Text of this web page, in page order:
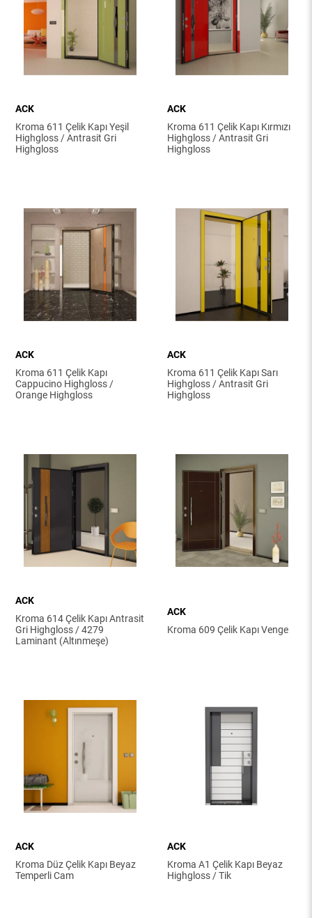
ACK
Kroma 611 Çelik Kapı Yeşil
Highgloss / Antrasit Gri
Highgloss
ACK
Kroma 611 Çelik Kapı Kırmızı
Highgloss / Antrasit Gri
Highgloss
ACK
Kroma 611 Çelik Kapı
Cappucino Highgloss /
Orange Highgloss
ACK
Kroma 611 Çelik Kapı Sarı
Highgloss / Antrasit Gri
Highgloss
ACK
Kroma 614 Çelik Kapı Antrasit
Gri Highgloss / 4279
Laminant (Altınmeşe)
ACK
Kroma 609 Çelik Kapı Venge
ACK
Kroma Düz Çelik Kapı Beyaz
Temperli Cam
ACK
Kroma A1 Çelik Kapı Beyaz
Highgloss / Tik